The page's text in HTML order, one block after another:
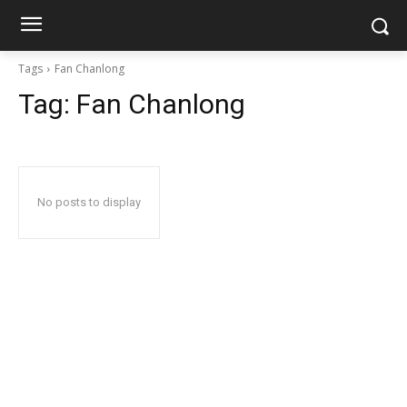
Tags Fan Chanlong
Tag: Fan Chanlong
No posts to display